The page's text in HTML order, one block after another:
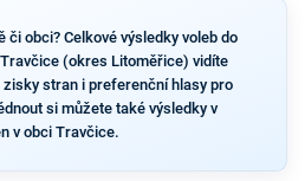
či obci? Celkové výsledky voleb do
(okres Litoměřice) vidíte
zisky stran i preferenční hlasy pro
si můžete také výsledky v
v obci Travčice.